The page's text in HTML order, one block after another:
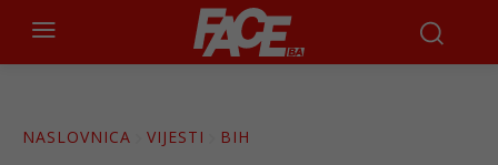
NASLOVNICA VIJESTI BIH